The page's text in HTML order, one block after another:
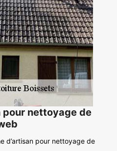
pour nettoyage de
d’artisan pour nettoyage de